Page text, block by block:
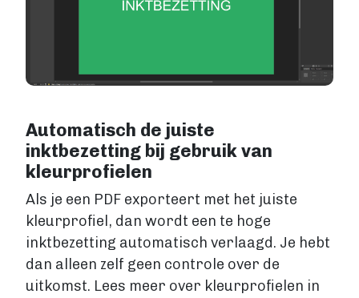
Automatisch de juiste
inktbezetting bij gebruik van
kleurprofielen
Als je een PDF exporteert met het juiste
kleurprofiel, dan wordt een te hoge
inktbezetting automatisch verlaagd. Je hebt
dan alleen zelf geen controle over de
uitkomst. Lees meer over kleurprofielen in